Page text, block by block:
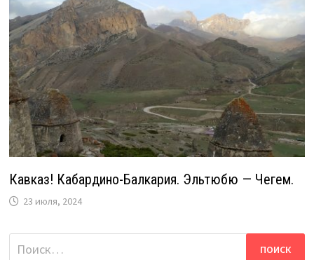
Кавказ! Кабардино-Балкария. Эльтюбю — Чегем.
23 июля, 2024
Найти: